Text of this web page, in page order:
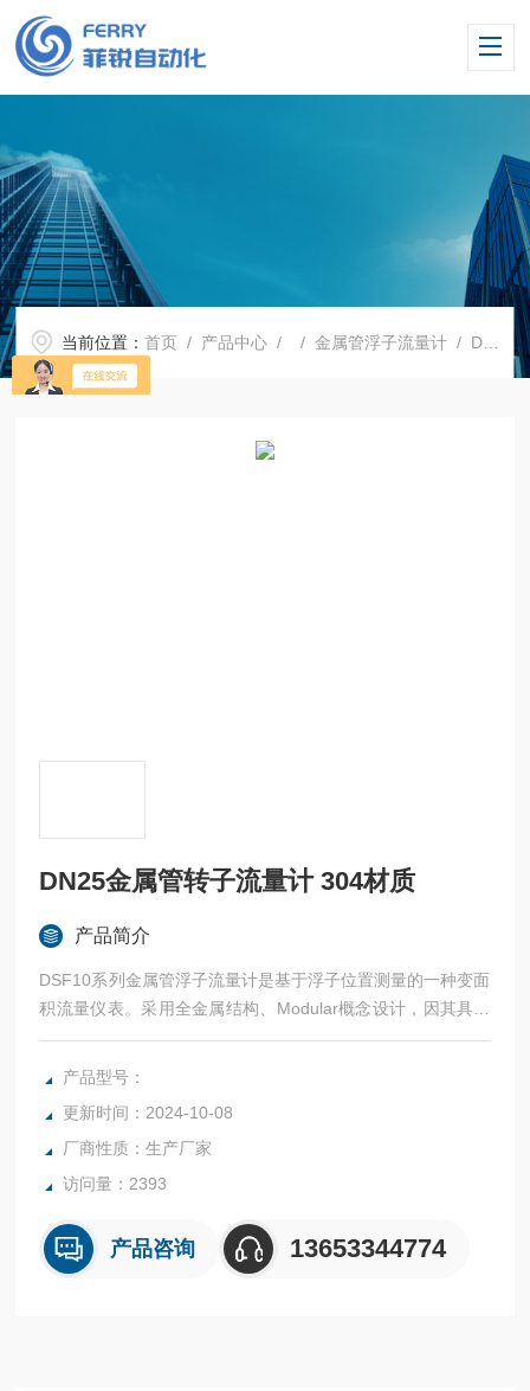
当前位置：首页 / 产品中心 / /金属管浮子流量计 / DN25金属管转子流量计 304材质
DN25金属管转子流量计 304材质
产品简介
DSF10系列金属管浮子流量计是基于浮子位置测量的一种变面
积流量仪表。采用全金属结构、Modular概念设计，因其具有
体积小、压损小、量程比大（10：1）、安装维护方便等特
点，故广泛应用于各行业复杂、恶劣环境下、对小流量、低流
DN25金属管转子流量计 304材质
产品型号：
更新时间：2024-10-08
厂商性质：生产厂家
访问量：2393
产品咨询 13653344774